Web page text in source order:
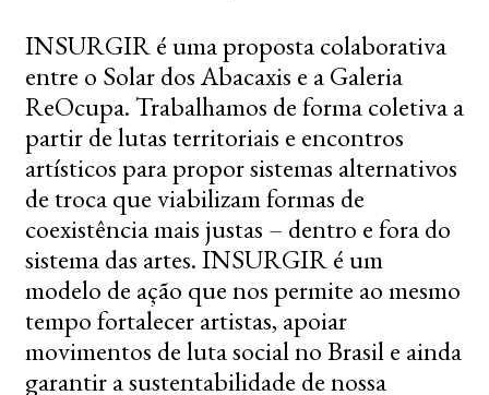
INSURGIR é uma proposta colaborativa
entre o Solar dos Abacaxis e a Galeria
ReOcupa. Trabalhamos de forma coletiva a
partir de lutas territoriais e encontros
artísticos para propor sistemas alternativos
de troca que viabilizam formas de
coexistência mais justas – dentro e fora do
sistema das artes. INSURGIR é um
modelo de ação que nos permite ao mesmo
tempo fortalecer artistas, apoiar
movimentos de luta social no Brasil e ainda
garantir a sustentabilidade de nossa